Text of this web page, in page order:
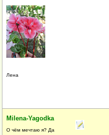
Лена
Milena-Yagodka
О чём мечтаю я? Да